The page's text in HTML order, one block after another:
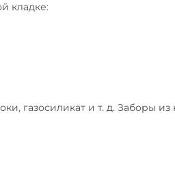
кладке:
газосиликат и т. д. Заборы